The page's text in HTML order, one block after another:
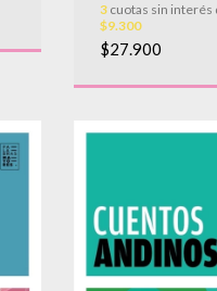
3 cuotas sin interés
$9.300
$27.900